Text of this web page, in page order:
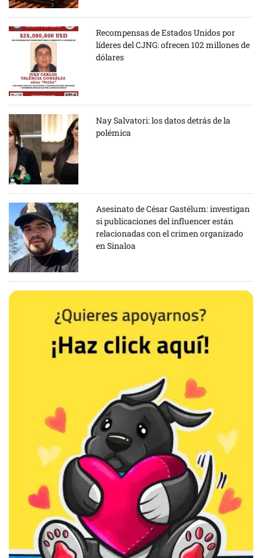
Recompensas de Estados Unidos por
líderes del CJNG: ofrecen 102 millones de
dólares
Nay Salvatori: los datos detrás de la
polémica
Asesinato de César Gastélum: investigan
si publicaciones del influencer están
relacionadas con el crimen organizado
en Sinaloa